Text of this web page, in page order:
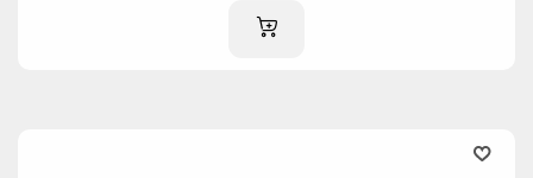
AJOUTER AU PANIER